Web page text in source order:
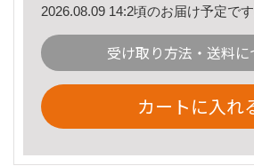
2026.08.09 14:2頃のお届け予定です
受け取り方法・送料に
カートに入れ